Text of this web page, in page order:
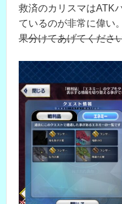
救済のカリスマはATK
ているのが非常に偉い。
果分けてあげてくださ